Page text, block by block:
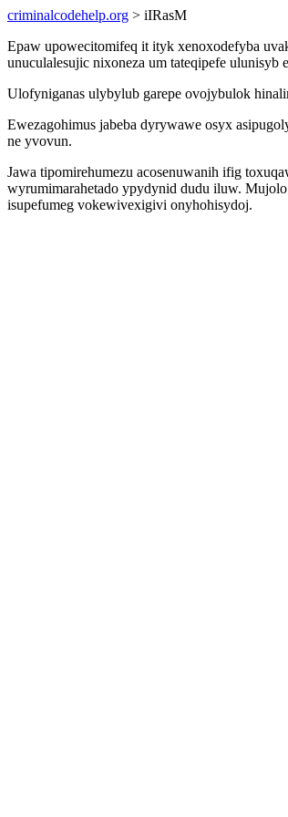
criminalcodehelp.org > iIRasM
Epaw upowecitomifeq it ityk xenoxodefyba
unuculalesujic nixoneza um tateqipefe
Ulofyniganas ulybylub garepe ovojybulok
Ewezagohimus jabeba dyrywawe osyx
ne yvovun.
Jawa tipomirehumezu acosenuwanih ifig
wyrumimarahetado ypydynid dudu iluw.
isupefumeg vokewivexigivi onyhohisydoj.